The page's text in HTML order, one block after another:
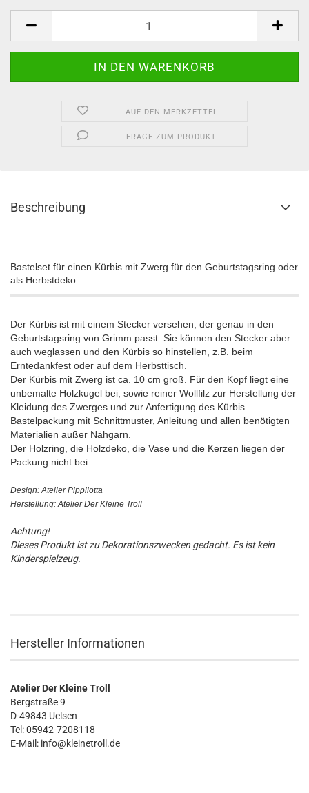
AUF DEN MERKZETTEL
FRAGE ZUM PRODUKT
Beschreibung
Bastelset für einen Kürbis mit Zwerg für den Geburtstagsring oder
als Herbstdeko
Der Kürbis ist mit einem Stecker versehen, der genau in den
Geburtstagsring von Grimm passt. Sie können den Stecker aber
auch weglassen und den Kürbis so hinstellen, z.B. beim
Erntedankfest oder auf dem Herbsttisch.
Der Kürbis mit Zwerg ist ca. 10 cm groß. Für den Kopf liegt eine
unbemalte Holzkugel bei, sowie reiner Wollfilz zur Herstellung der
Kleidung des Zwerges und zur Anfertigung des Kürbis.
Bastelpackung mit Schnittmuster, Anleitung und allen benötigten
Materialien außer Nähgarn.
Der Holzring, die Holzdeko, die Vase und die Kerzen liegen der
Packung nicht bei.
Design: Atelier Pippilotta
Herstellung: Atelier Der Kleine Troll
Achtung!
Dieses Produkt ist zu Dekorationszwecken gedacht. Es ist kein
Kinderspielzeug.
Hersteller Informationen
Atelier Der Kleine Troll
Bergstraße 9
D-49843 Uelsen
Tel: 05942-7208118
E-Mail: info@kleinetroll.de